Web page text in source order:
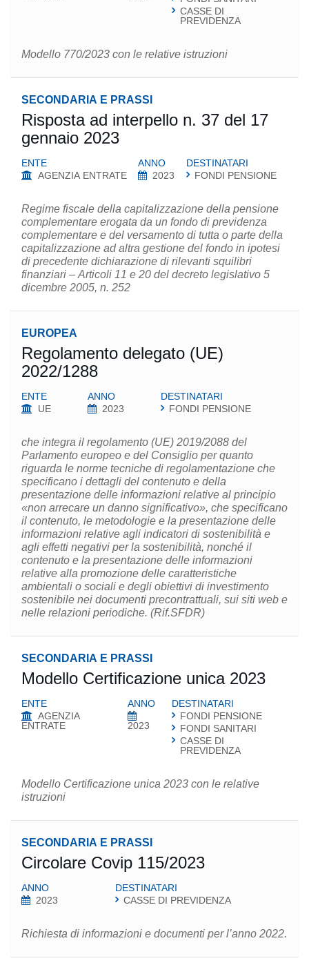
CASSE DI
PREVIDENZA
Modello 770/2023 con le relative istruzioni
SECONDARIA E PRASSI
Risposta ad interpello n. 37 del 17
gennaio 2023
ENTE
AGENZIA ENTRATE
ANNO
2023
DESTINATARI
FONDI PENSIONE
Regime fiscale della capitalizzazione della pensione
complementare erogata da un fondo di previdenza
complementare e del versamento di tutta o parte della
capitalizzazione ad altra gestione del fondo in ipotesi
di precedente dichiarazione di rilevanti squilibri
finanziari – Articoli 11 e 20 del decreto legislativo 5
dicembre 2005, n. 252
EUROPEA
Regolamento delegato (UE)
2022/1288
ENTE
UE
ANNO
2023
DESTINATARI
FONDI PENSIONE
che integra il regolamento (UE) 2019/2088 del
Parlamento europeo e del Consiglio per quanto
riguarda le norme tecniche di regolamentazione che
specificano i dettagli del contenuto e della
presentazione delle informazioni relative al principio
«non arrecare un danno significativo», che specificano
il contenuto, le metodologie e la presentazione delle
informazioni relative agli indicatori di sostenibilità e
agli effetti negativi per la sostenibilità, nonché il
contenuto e la presentazione delle informazioni
relative alla promozione delle caratteristiche
ambientali o sociali e degli obiettivi di investimento
sostenibile nei documenti precontrattuali, sui siti web e
nelle relazioni periodiche. (Rif.SFDR)
SECONDARIA E PRASSI
Modello Certificazione unica 2023
ENTE
AGENZIA
ENTRATE
ANNO
2023
DESTINATARI
FONDI PENSIONE
FONDI SANITARI
CASSE DI
PREVIDENZA
Modello Certificazione unica 2023 con le relative
istruzioni
SECONDARIA E PRASSI
Circolare Covip 115/2023
ANNO
2023
DESTINATARI
CASSE DI PREVIDENZA
Richiesta di informazioni e documenti per l’anno 2022.